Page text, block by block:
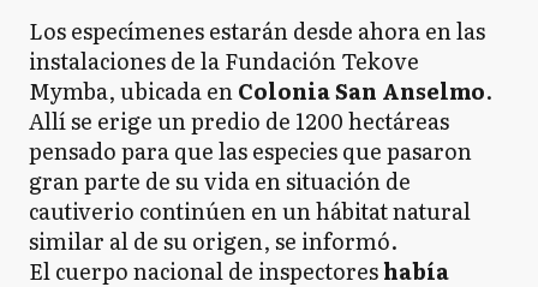
Los especímenes estarán desde ahora en las
instalaciones de la Fundación Tekove
Mymba, ubicada enColonia San Anselmo.
Allí se erige un predio de 1200 hectáreas
pensado para que las especies que pasaron
gran parte de su vida en situación de
cautiverio continúen en un hábitat natural
similar al de su origen, se informó.
El cuerpo nacional de inspectoreshabía